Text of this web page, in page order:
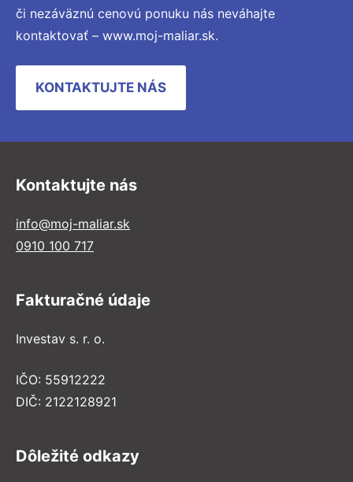
či nezáväznú cenovú ponuku nás neváhajte
kontaktovať – www.moj-maliar.sk.
KONTAKTUJTE NÁS
Kontaktujte nás
info@moj-maliar.sk
0910 100 717
Fakturačné údaje
Investav s. r. o.
IČO: 55912222
DIČ: 2122128921
Dôležité odkazy